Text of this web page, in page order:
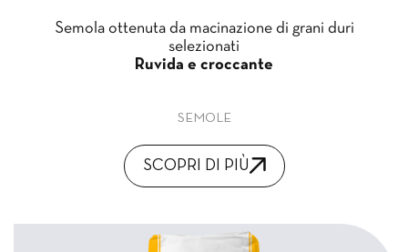
Semola ottenuta da macinazione di grani duri
selezionati
Ruvida e croccante
SEMOLE
SCOPRI DI PIÙ